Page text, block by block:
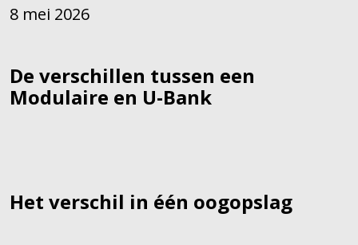
8 mei 2026
De verschillen tussen een
Modulaire en U-Bank
Het verschil in één oogopslag